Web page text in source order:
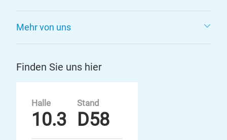
Mehr von uns
Finden Sie uns hier
Halle
10.3
Stand
D58